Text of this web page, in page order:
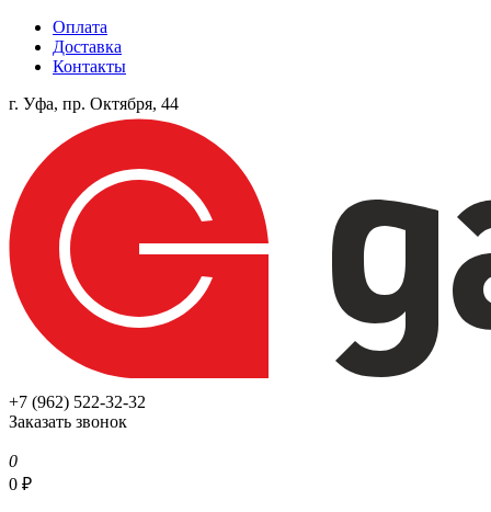
Оплата
Доставка
Контакты
г. Уфа, пр. Октября, 44
+7 (962) 522-32-32
Заказать звонок
0
0 ₽